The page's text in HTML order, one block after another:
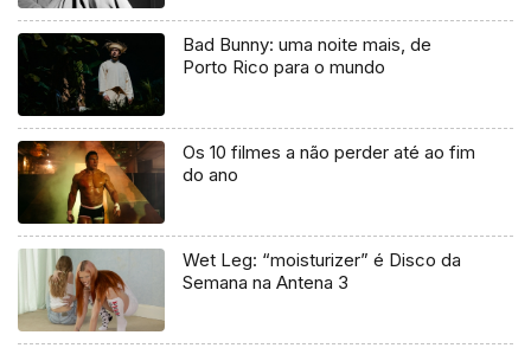
Bad Bunny: uma noite mais, de
Porto Rico para o mundo
Os 10 filmes a não perder até ao fim
do ano
Wet Leg: “moisturizer” é Disco da
Semana na Antena 3